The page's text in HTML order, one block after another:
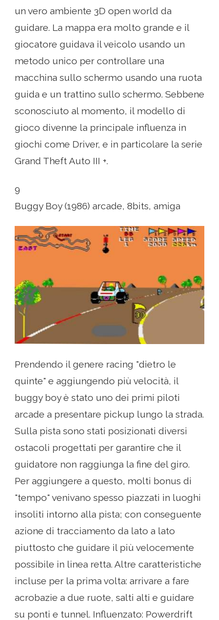
un vero ambiente 3D open world da
guidare. La mappa era molto grande e il
giocatore guidava il veicolo usando un
metodo unico per controllare una
macchina sullo schermo usando una ruota
guida e un trattino sullo schermo. Sebbene
sconosciuto al momento, il modello di
gioco divenne la principale influenza in
giochi come Driver, e in particolare la serie
Grand Theft Auto III +.
9
Buggy Boy (1986) arcade, 8bits, amiga
Prendendo il genere racing "dietro le
quinte" e aggiungendo più velocità, il
buggy boy è stato uno dei primi piloti
arcade a presentare pickup lungo la strada.
Sulla pista sono stati posizionati diversi
ostacoli progettati per garantire che il
guidatore non raggiunga la fine del giro.
Per aggiungere a questo, molti bonus di
"tempo" venivano spesso piazzati in luoghi
insoliti intorno alla pista; con conseguente
azione di tracciamento da lato a lato
piuttosto che guidare il più velocemente
possibile in linea retta. Altre caratteristiche
incluse per la prima volta: arrivare a fare
acrobazie a due ruote, salti alti e guidare
su ponti e tunnel. Influenzato: Powerdrift